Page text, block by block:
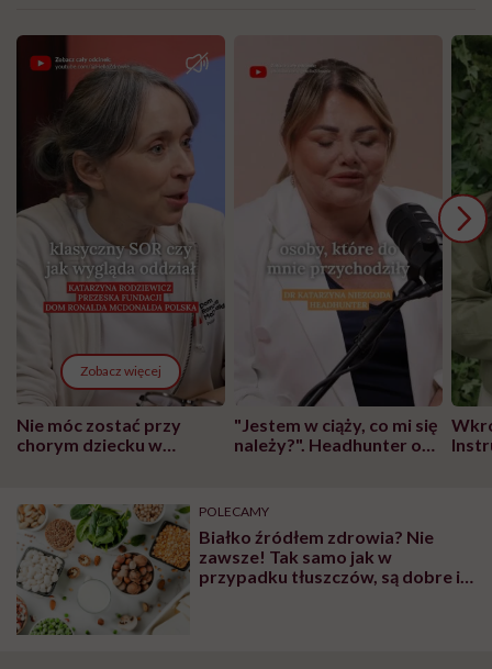
Zobacz więcej
Nie móc zostać przy
chorym dziecku w
może chyba tylko
głupota i brak
wyobraźni"
"Jestem w ciąży, co mi się
należy?". Headhunter o
pracy
POLECAMY
Białko źródłem zdrowia? Nie
zawsze! Tak samo jak w
przypadku tłuszczów, są dobre i